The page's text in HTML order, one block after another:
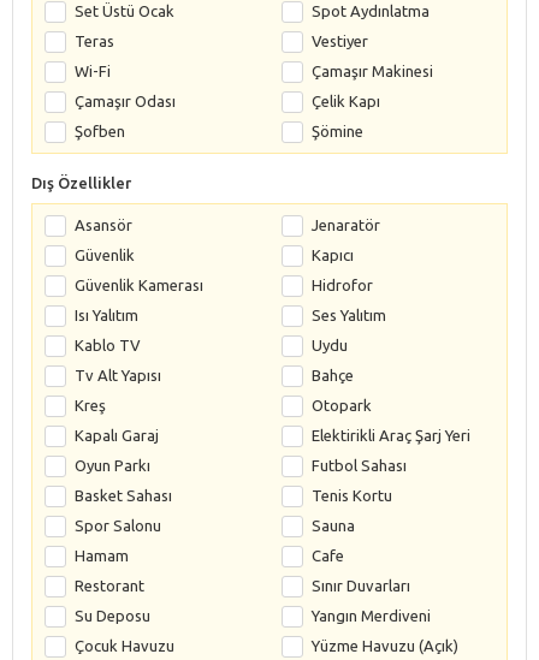
Set Üstü Ocak
Spot Aydınlatma
Teras
Vestiyer
Wi-Fi
Çamaşır Makinesi
Çamaşır Odası
Çelik Kapı
Şofben
Şömine
Dış Özellikler
Asansör
Jenaratör
Güvenlik
Kapıcı
Güvenlik Kamerası
Hidrofor
Isı Yalıtım
Ses Yalıtım
Kablo TV
Uydu
Tv Alt Yapısı
Bahçe
Kreş
Otopark
Kapalı Garaj
Elektirikli Araç Şarj Yeri
Oyun Parkı
Futbol Sahası
Basket Sahası
Tenis Kortu
Spor Salonu
Sauna
Hamam
Cafe
Restorant
Sınır Duvarları
Su Deposu
Yangın Merdiveni
Çocuk Havuzu
Yüzme Havuzu (Açık)